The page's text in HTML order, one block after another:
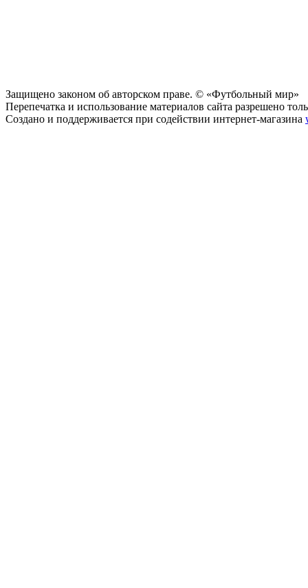
Защищено законом об авторском праве. © «Футбольный мир»
Перепечатка и использование материалов сайта разрешено
Создано и поддерживается при содействии интернет-магазина